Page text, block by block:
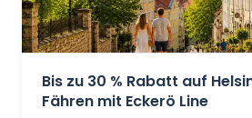
Bis zu 30 % Rabatt auf
Fähren mit Eckerö Line